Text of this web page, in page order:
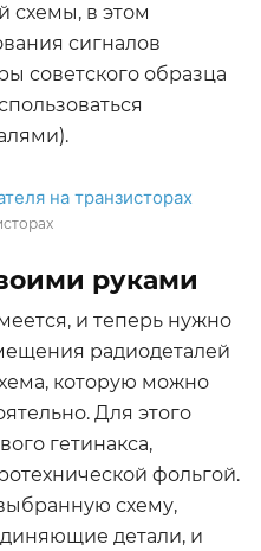
схемы, в этом
сигналов
советского образца
руками
и теперь нужно
радиодеталей
которую можно
Для этого
гетинакса,
фольгой.
схему,
детали, и